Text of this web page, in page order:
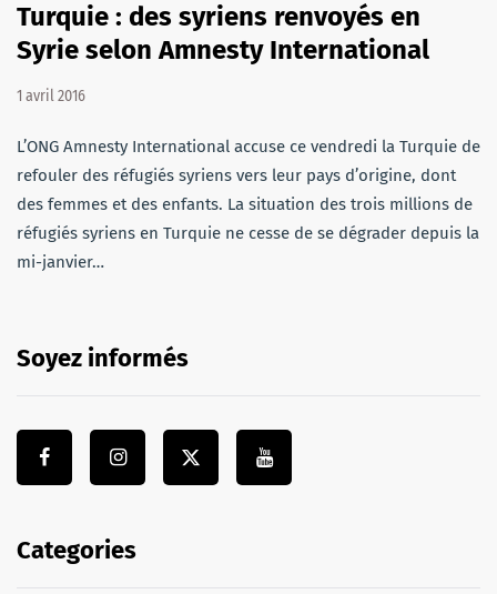
Turquie : des syriens renvoyés en
Syrie selon Amnesty International
1 avril 2016
L’ONG Amnesty International accuse ce vendredi la Turquie de
refouler des réfugiés syriens vers leur pays d’origine, dont
des femmes et des enfants. La situation des trois millions de
réfugiés syriens en Turquie ne cesse de se dégrader depuis la
mi-janvier…
Soyez informés
Categories